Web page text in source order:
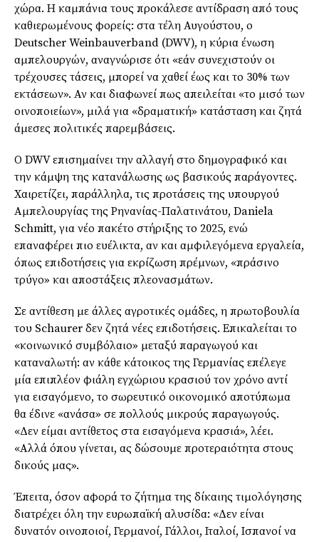
χώρα. Η καμπάνια τους προκάλεσε αντίδραση από τους
καθιερωμένους φορείς: στα τέλη Αυγούστου, ο
Deutscher Weinbauverband (DWV), η κύρια ένωση
αμπελουργών, αναγνώρισε ότι «εάν συνεχιστούν οι
τρέχουσες τάσεις, μπορεί να χαθεί έως και το 30% των
εκτάσεων». Αν και διαφωνεί πως απειλείται «το μισό των
οινοποιείων», μιλά για «δραματική» κατάσταση και ζητά
άμεσες πολιτικές παρεμβάσεις.
Ο DWV επισημαίνει την αλλαγή στο δημογραφικό και
την κάμψη της κατανάλωσης ως βασικούς παράγοντες.
Χαιρετίζει, παράλληλα, τις προτάσεις της υπουργού
Αμπελουργίας της Ρηνανίας-Παλατινάτου, Daniela
Schmitt, για νέο πακέτο στήριξης το 2025, ενώ
επαναφέρει πιο ευέλικτα, αν και αμφιλεγόμενα εργαλεία,
όπως επιδοτήσεις για εκρίζωση πρέμνων, «πράσινο
τρύγο» και αποστάξεις πλεονασμάτων.
Σε αντίθεση με άλλες αγροτικές ομάδες, η πρωτοβουλία
του Schaurer δεν ζητά νέες επιδοτήσεις. Επικαλείται το
«κοινωνικό συμβόλαιο» μεταξύ παραγωγού και
καταναλωτή: αν κάθε κάτοικος της Γερμανίας επέλεγε
μία επιπλέον φιάλη εγχώριου κρασιού τον χρόνο αντί
για εισαγόμενο, το σωρευτικό οικονομικό αποτύπωμα
θα έδινε «ανάσα» σε πολλούς μικρούς παραγωγούς.
«Δεν είμαι αντίθετος στα εισαγόμενα κρασιά», λέει.
«Αλλά όπου γίνεται, ας δώσουμε προτεραιότητα στους
δικούς μας».
Έπειτα, όσον αφορά το ζήτημα της δίκαιης τιμολόγησης
διατρέχει όλη την ευρωπαϊκή αλυσίδα: «Δεν είναι
δυνατόν οινοποιοί, Γερμανοί, Γάλλοι, Ιταλοί, Ισπανοί να